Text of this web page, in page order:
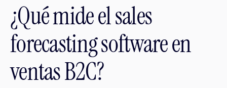
¿Qué mide el sales
forecasting software en
ventas B2C?